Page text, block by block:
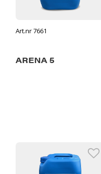
Art.nr 7661
ARENA 5